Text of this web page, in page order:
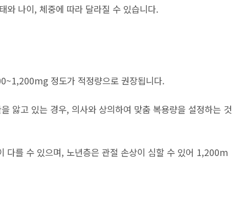
와 나이, 체중에 따라 달라질 수 있습니다.
정도가 적정량으로 권장됩니다.
앓고 있는 경우, 의사와 상의하여 맞춤 복용량을 설정하는 것
다를 수 있으며, 노년층은 관절 손상이 심할 수 있어 1,200m